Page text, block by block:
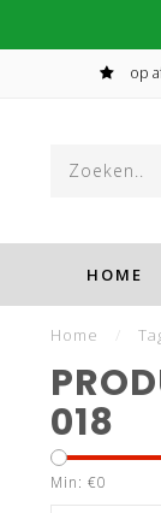
op
HOME
Home
018
Min: €0